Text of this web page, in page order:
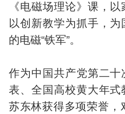
《电磁场理论》课，
以创新教学为抓手，
的电磁“铁军”。
作为中国共产党第二
表、全国高校黄大年式
苏东林获得多项荣誉，